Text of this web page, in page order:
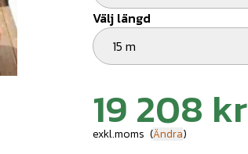
Välj längd
15 m
19 208 kr
exkl.moms (Ändra)